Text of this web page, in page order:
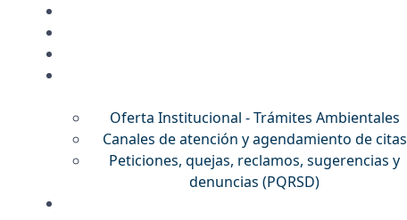
Oferta Institucional - Trámites Ambientales
Canales de atención y agendamiento de citas
Peticiones, quejas, reclamos, sugerencias y
denuncias (PQRSD)